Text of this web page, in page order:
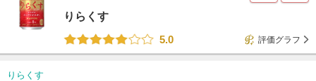
りらくす
5.0
評価グラフ
りらくす